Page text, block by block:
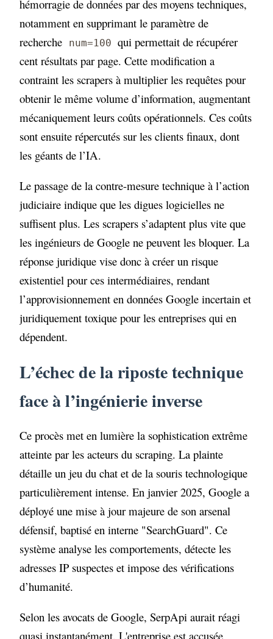
hémorragie de données par des moyens techniques,
notamment en supprimant le paramètre de
recherche
num=100 qui permettait de récupérer
cent résultats par page. Cette modification a
contraint les scrapers à multiplier les requêtes pour
obtenir le même volume d’information, augmentant
mécaniquement leurs coûts opérationnels. Ces coûts
sont ensuite répercutés sur les clients finaux, dont
les géants de l’IA.
Le passage de la contre-mesure technique à l’action
judiciaire indique que les digues logicielles ne
suffisent plus. Les scrapers s’adaptent plus vite que
les ingénieurs de Google ne peuvent les bloquer. La
réponse juridique vise donc à créer un risque
existentiel pour ces intermédiaires, rendant
l’approvisionnement en données Google incertain et
juridiquement toxique pour les entreprises qui en
dépendent.
L’échec de la riposte technique
face à l’ingénierie inverse
Ce procès met en lumière la sophistication extrême
atteinte par les acteurs du scraping. La plainte
détaille un jeu du chat et de la souris technologique
particulièrement intense. En janvier 2025, Google a
déployé une mise à jour majeure de son arsenal
défensif, baptisé en interne "SearchGuard". Ce
système analyse les comportements, détecte les
adresses IP suspectes et impose des vérifications
d’humanité.
Selon les avocats de Google, SerpApi aurait réagi
quasi instantanément. L'entreprise est accusée